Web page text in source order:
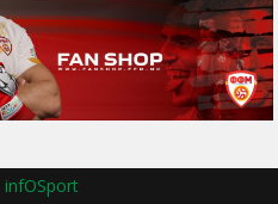
infOSport